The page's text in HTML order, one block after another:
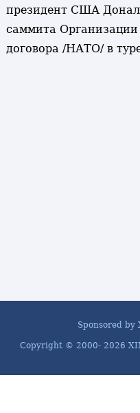
президент США
саммита Организации
договора /НАТО/ в
Sponsored by
Copyright © 2000- 2026